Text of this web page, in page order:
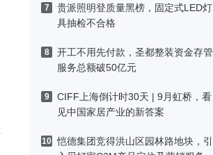
7
贵派照明登质量黑榜，固定式LED灯
具抽检不合格
8
开工不用先付款，圣都整装资金存管
服务总额破50亿元
9
CIFF上海倒计时30天 | 9月虹桥，看
见中国家居产业的新答案
10 恺德集团竞得洪山区园林路地块，引